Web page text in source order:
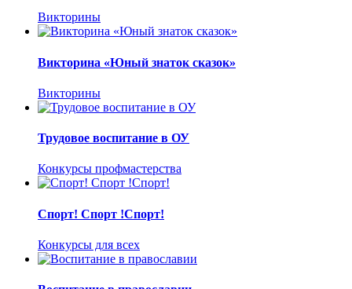
Викторины
Викторина «Юный знаток сказок»
Викторины
Трудовое воспитание в ОУ
Конкурсы профмастерства
Спорт! Спорт !Спорт!
Конкурсы для всех